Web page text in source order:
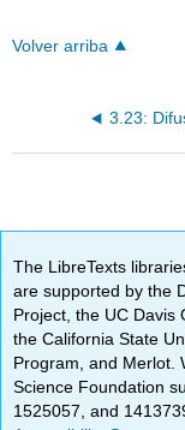
Volver arriba
The LibreTexts
are supported by the
Project, the UC Davis
the California State
Program, and Merlot.
Science Foundation
1525057, and